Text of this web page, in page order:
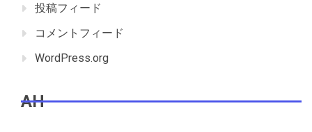
投稿フィード
コメントフィード
WordPress.org
AH